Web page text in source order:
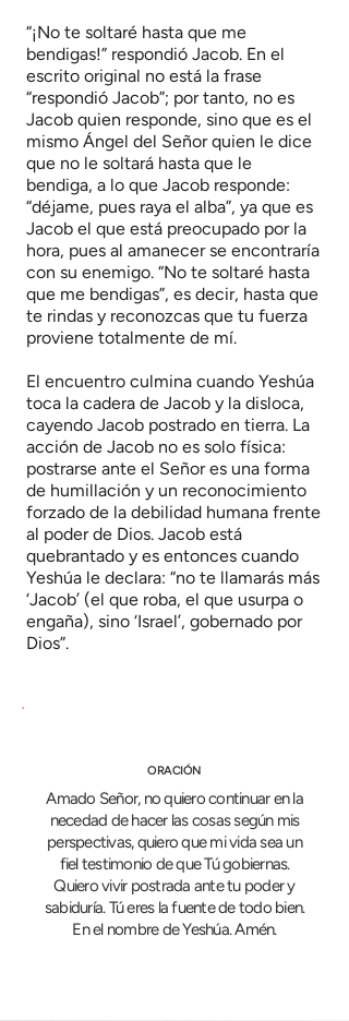
“¡No te soltaré hasta que me
bendigas!” respondió Jacob. En el
escrito original no está la frase
“respondió Jacob”; por tanto, no es
Jacob quien responde, sino que es el
mismo Ángel del Señor quien le dice
que no le soltará hasta que le
bendiga, a lo que Jacob responde:
“déjame, pues raya el alba”, ya que es
Jacob el que está preocupado por la
hora, pues al amanecer se encontraría
con su enemigo. “No te soltaré hasta
que me bendigas”, es decir, hasta que
te rindas y reconozcas que tu fuerza
proviene totalmente de mí.
El encuentro culmina cuando Yeshúa
toca la cadera de Jacob y la disloca,
cayendo Jacob postrado en tierra. La
acción de Jacob no es solo física:
postrarse ante el Señor es una forma
de humillación y un reconocimiento
forzado de la debilidad humana frente
al poder de Dios. Jacob está
quebrantado y es entonces cuando
Yeshúa le declara: “no te llamarás más
‘Jacob’ (el que roba, el que usurpa o
engaña), sino ‘Israel’, gobernado por
Dios”.
ORACIÓN
Amado Señor, no quiero continuar en la
necedad de hacer las cosas según mis
perspectivas, quiero que mi vida sea un
fiel testimonio de que Tú gobiernas.
Quiero vivir postrada ante tu poder y
sabiduría. Tú eres la fuente de todo bien.
En el nombre de Yeshúa. Amén.